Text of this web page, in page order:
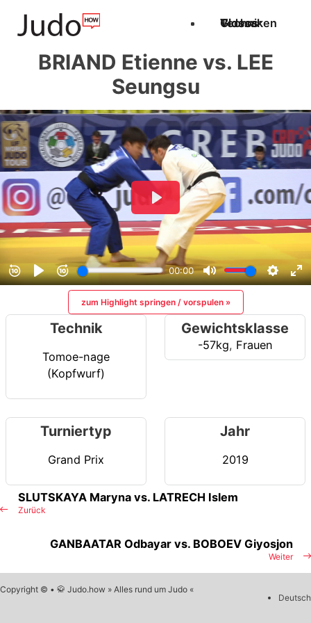
Techniken
Videos
Glossar
BRIAND Etienne vs. LEE
Seungsu
zum Highlight springen / vorspulen »
Technik
Tomoe-nage
(Kopfwurf)
Gewichtsklasse
-57kg, Frauen
Turniertyp
Grand Prix
Jahr
2019
Zurück
SLUTSKAYA Maryna vs. LATRECH Islem
Weiter
GANBAATAR Odbayar vs. BOBOEV Giyosjon
Copyright © • 🥋 Judo.how » Alles rund um Judo «
Deutsch